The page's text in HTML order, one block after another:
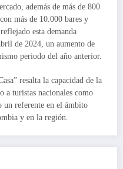
además de más de 800
más de 10.000 bares y
esta demanda
de 2024, un aumento de
periodo del año anterior.
resalta la capacidad de la
a turistas nacionales como
un referente en el ámbito
y en la región.